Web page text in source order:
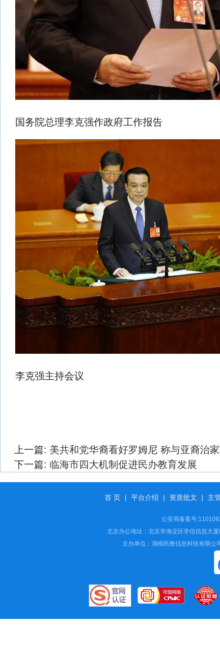
国务院总理李克强作政府工作报告
李克强主持会议
上一篇: 美共和党华裔看好罗姆尼 称与亚裔治
下一篇: 临海市四大机制促进民办教育发展
首 页 | 平台介绍 | 资质批文 | 主
公安局备案号
北京办公地址：北京市海淀区学信信息大
主办单位：湖南民教信息科技有限